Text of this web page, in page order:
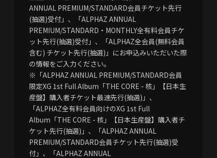
ANNUAL PREMIUM/STANDARD会員チケット先行
(抽選)受付」、「ALPHAZ ANNUAL
PREMIUM/STANDARD・MONTHLY全有料会員チケ
ット先行(抽選)受付」、「ALPHAZ全会員(無料会員
含む) チケット先行(抽選)」にお申込みいただいた際
の情報をご入力ください。
※「ALPHAZ ANNUAL PREMIUM/STANDARD会員
限定XG 1st Full Album「THE CORE - 核」【日本生
産盤】購入者チケット最速先行(抽選)」、
「ALPHAZ全有料会員向けのXG 1st Full
Album「THE CORE - 核」【日本生産盤】購入者チ
ケット先行(抽選)」、「ALPHAZ ANNUAL
PREMIUM/STANDARD会員チケット先行(抽選)受
付」、「ALPHAZ ANNUAL